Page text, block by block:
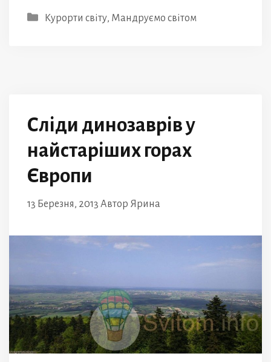
Категорії
Курорти світу, Мандруємо світом
Сліди динозаврів у
найстаріших горах
Європи
13 Березня, 2013 Автор Ярина